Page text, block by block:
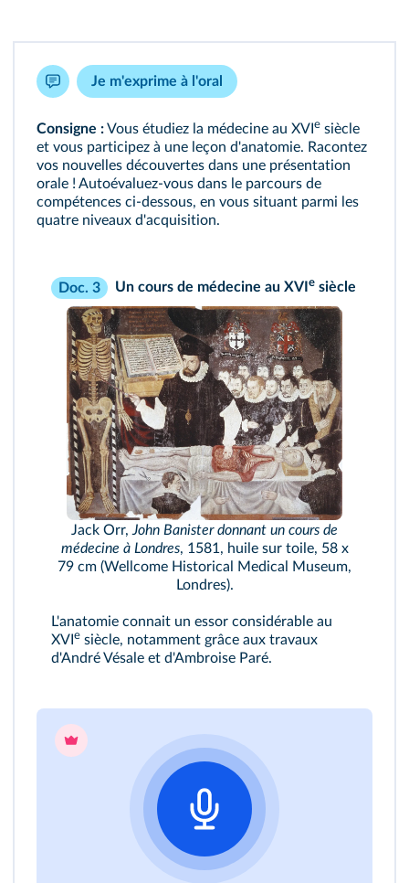
Je m'exprime à l'oral
Consigne :Vous étudiez la médecine au XVI e siècle
et vous participez à une leçon d'anatomie. Racontez
vos nouvelles découvertes dans une présentation
orale ! Autoévaluez-vous dans le parcours de
compétences ci-dessous, en vous situant parmi les
quatre niveaux d'acquisition.
Doc. 3 Un cours de médecine au XVI e siècle
Jack Orr,John Banister donnant un cours de
médecine à Londres, 1581, huile sur toile, 58 x
79 cm (Wellcome Historical Medical Museum,
Londres).
L'anatomie connait un essor considérable au
XVI e siècle, notamment grâce aux travaux
d'André Vésale et d'Ambroise Paré.